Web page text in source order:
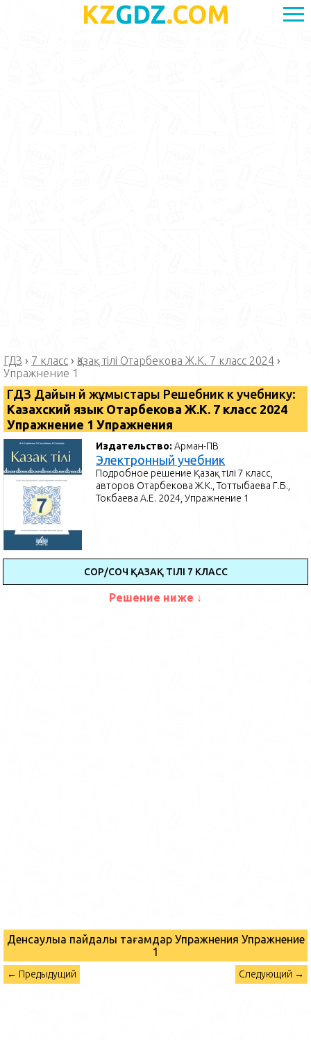
KZGDZ.COM
ГДЗ › 7 класс › Қазақ тілі Отарбекова Ж.К. 7 класс 2024 ›
Упражнение 1
ГДЗ Дайын үй жұмыстары Решебник к учебнику:
Казахский язык Отарбекова Ж.К. 7 класс 2024
Упражнение 1 Упражнения
Издательство:Арман-ПВ
Электронный учебник
Подробное решение Қазақ тілі 7 класс,
авторов Отарбекова Ж.К., Тоттыбаева Г.Б.,
Токбаева А.Е. 2024, Упражнение 1
СОР/СОЧ ҚАЗАҚ ТІЛІ 7 КЛАСС
Решение ниже ↓
Денсаулыққа пайдалы тағамдар Упражнения Упражнение
1
← Предыдущий Следующий →